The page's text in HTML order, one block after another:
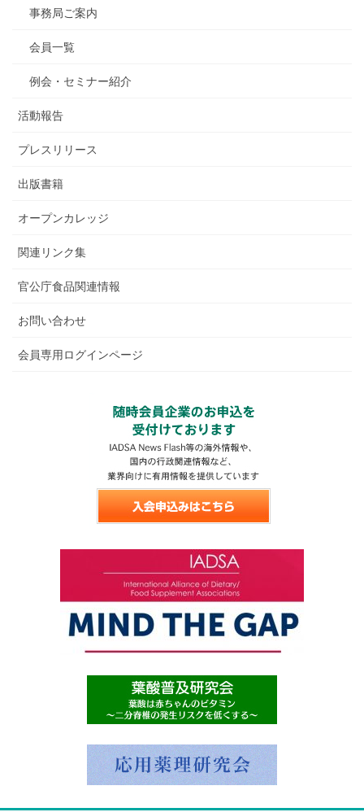
事務局ご案内
会員一覧
例会・セミナー紹介
活動報告
プレスリリース
出版書籍
オープンカレッジ
関連リンク集
官公庁食品関連情報
お問い合わせ
会員専用ログインページ